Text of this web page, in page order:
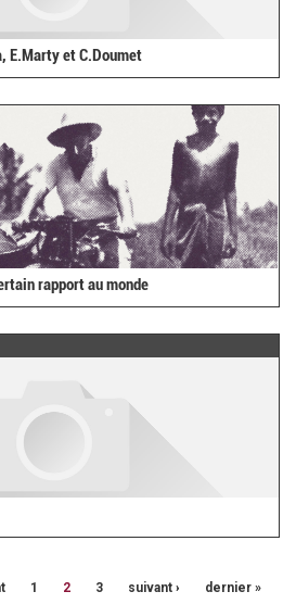
E.Marty et C.Doumet
rapport au monde
1 2 3 suivant › dernier »